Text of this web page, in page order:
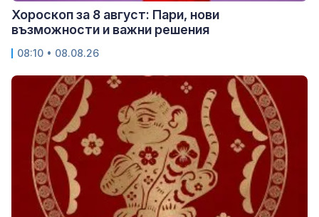
Хороскоп за 8 август: Пари, нови
възможности и важни решения
08:10 • 08.08.26